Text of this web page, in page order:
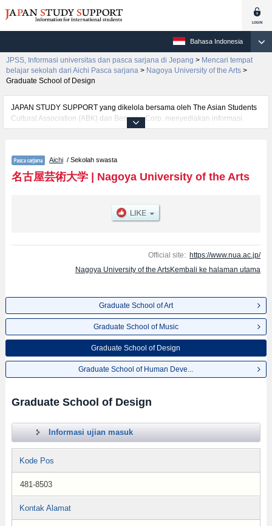
Bahasa Indonesia
JPSS, Informasi universitas dan pasca sarjana di Jepang > Mencari tempat
belajar sekolah dari Aichi Pasca sarjana > Nagoya University of the Arts >
Graduate School of Design
JAPAN STUDY SUPPORT yang dikelola bersama oleh The Asian Students
Cultural Association (ABK) dan Benesse Corp. menyediakan informasi
sekitar 1300 universitas, pascasarjana, universitas yunior, akademi
informasi per jurusan riset seperti %% research %%, serta berbagai
informasi yang berguna bagi mahasiswa(i) mancanegara seperti kuota
untuk jumlah pendaftar dan jumlah kelulusan ujian masuk mahasiswa(i)
jalan, dan lainnya. Silakan memanfaatkannya.
Aichi / Sekolah swasta
名古屋芸術大学| Nagoya University of the Arts
Official site: https://www.nua.ac.jp/
Nagoya University of the ArtsKembali ke halaman utama
Graduate School of Art
Graduate School of Music
Graduate School of Design
Graduate School of Human Deve...
Graduate School of Design
Informasi ujian masuk
Kode Pos
481-8503
Kontak Alamat